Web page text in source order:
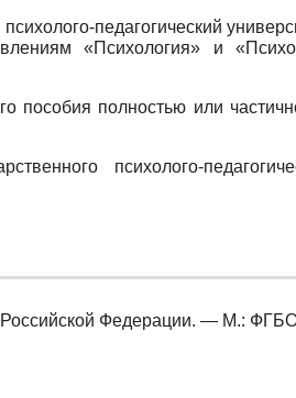
педагогический
«Психология» и
пособия полностью или
психолого-
Российской Федерации. — М.: